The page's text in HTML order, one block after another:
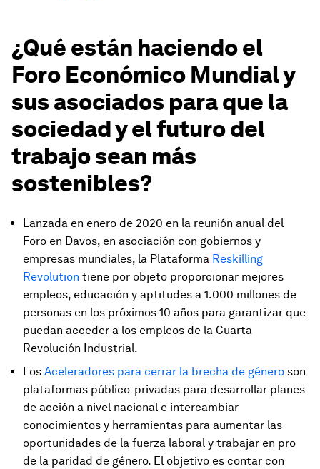
¿Qué están haciendo el
Foro Económico Mundial y
sus asociados para que la
sociedad y el futuro del
trabajo sean más
sostenibles?
Lanzada en enero de 2020 en la reunión anual del
Foro en Davos, en asociación con gobiernos y
empresas mundiales, la Plataforma Reskilling
Revolution tiene por objeto proporcionar mejores
empleos, educación y aptitudes a 1.000 millones de
personas en los próximos 10 años para garantizar que
puedan acceder a los empleos de la Cuarta
Revolución Industrial.
Los Aceleradores para cerrar la brecha de género son
plataformas público-privadas para desarrollar planes
de acción a nivel nacional e intercambiar
conocimientos y herramientas para aumentar las
oportunidades de la fuerza laboral y trabajar en pro
de la paridad de género. El objetivo es contar con